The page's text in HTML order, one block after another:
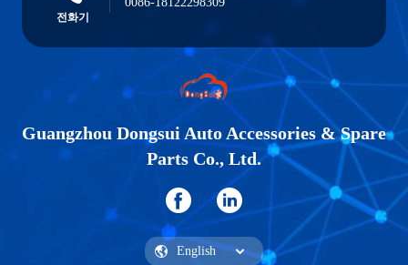
전화기
Guangzhou Dongsui Auto Accessories & Spare
Parts Co., Ltd.